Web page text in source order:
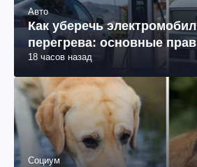
Авто
Как уберечь
перегрева: основные
18 часов назад
Социум